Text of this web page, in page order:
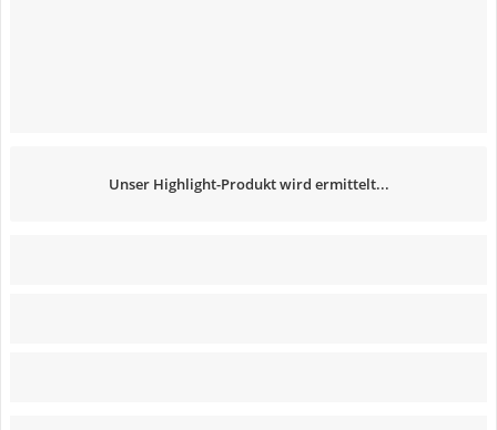
Unser Highlight-Produkt wird ermittelt...